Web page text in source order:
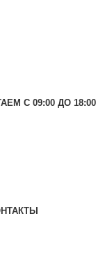
С 09:00 ДО 18:00